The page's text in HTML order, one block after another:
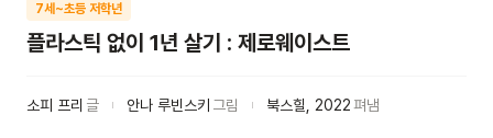
7세~초등 저학년
플라스틱 없이 1년 살기 : 제로웨이스트
소피 프리 글 안나 루빈스키 그림 북스힐 2022펴냄